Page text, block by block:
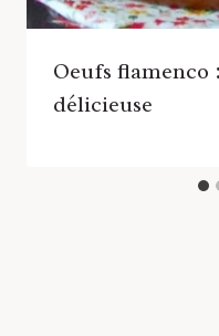
Oeufs flamenco
délicieuse